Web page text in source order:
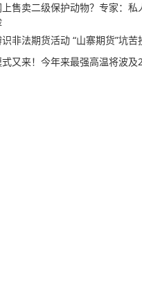
售卖二级保护动物？专家：私
非法期货活动 “山寨期货”坑苦
又来！今年来最强高温将波及